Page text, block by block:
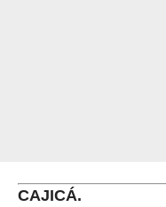
CAJICÁ.